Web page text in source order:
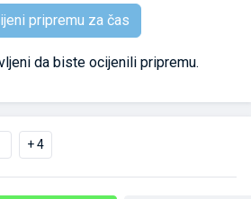
pripremu za čas
da biste ocijenili pripremu.
+ 4